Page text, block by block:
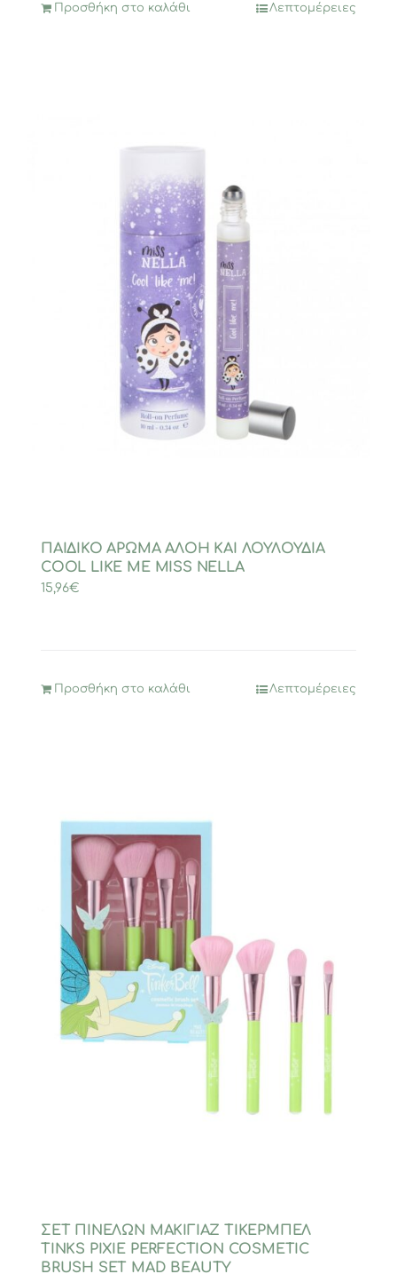
Προσθήκη στο καλάθι Λεπτομέρειες
ΠΑΙΔΙΚΟ ΑΡΩΜΑ ΑΛΟΗ ΚΑΙ ΛΟΥΛΟΥΔΙΑ
COOL LIKE ME MISS NELLA
15,96€
Προσθήκη στο καλάθι Λεπτομέρειες
ΣΕΤ ΠΙΝΕΛΩΝ ΜΑΚΙΓΙΑΖ ΤΙΚΕΡΜΠΕΛ
TINKS PIXIE PERFECTION COSMETIC
BRUSH SET MAD BEAUTY